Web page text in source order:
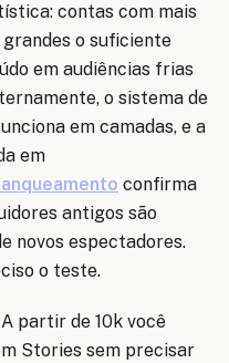
contas com mais
o suficiente
em audiências frias
o sistema de
em camadas, e a
em
confirma
antigos são
novos espectadores.
o teste.
partir de 10k você
Stories sem precisar